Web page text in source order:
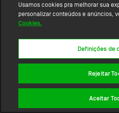
Usamos cookies pra melhorar sua
personalizar conteúdos e anúncios,
Cookies.
Definições de
Rejeitar
Aceitar